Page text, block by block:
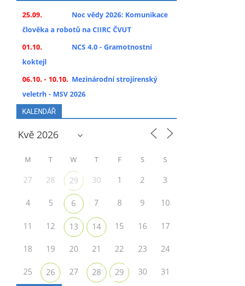
25.09.
Noc vědy 2026: Komunikace
člověka a robotů na CIIRC ČVUT
01.10.
NCS 4.0 - Gramotnostní
koktejl
06.10. - 10.10. Mezinárodní strojírenský
veletrh - MSV 2026
KALENDÁŘ
M T W T F S S
27 28 29 30 1 2 3
4 5 6 7 8 9 10
11 12 13 14 15 16 17
18 19 20 21 22 23 24
25 26 27 28 29 30 31